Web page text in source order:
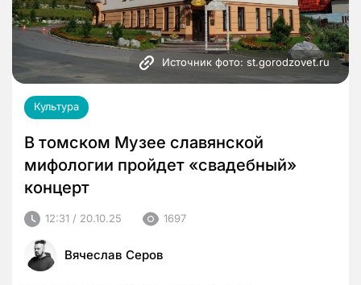
Источник фото: st.gorodzovet.ru
Культура
В томском Музее славянской
мифологии пройдет «свадебный»
концерт
12:31 / 20.10.25 1697
Вячеслав Серов